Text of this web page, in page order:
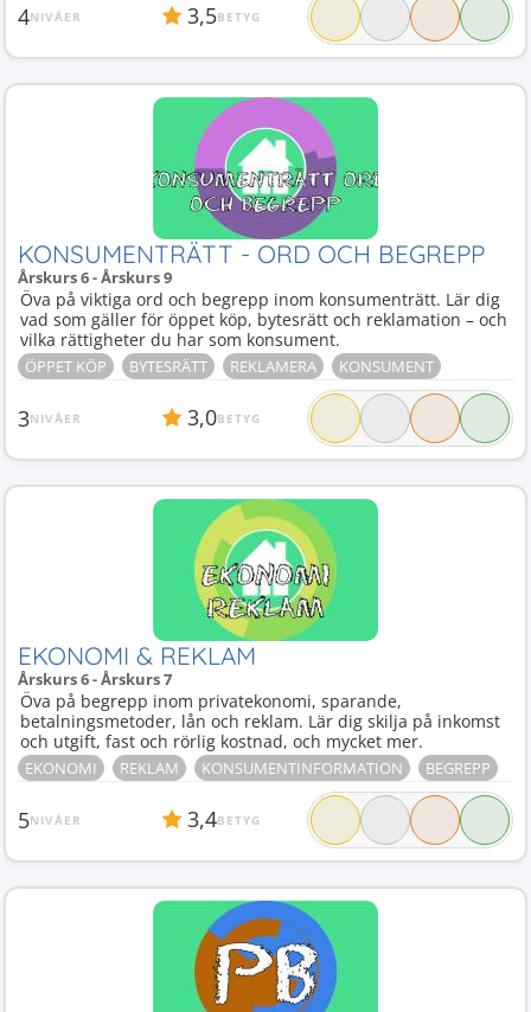
4NIVÅER 3,5BETYG
KONSUMENTRÄTT - ORD OCH BEGREPP
Årskurs 6 - Årskurs 9
Öva på viktiga ord och begrepp inom konsumenträtt. Lär dig
vad som gäller för öppet köp, bytesrätt och reklamation – och
vilka rättigheter du har som konsument.
ÖPPET KÖP BYTESRÄTT REKLAMERA KONSUMENT
3NIVÅER 3,0BETYG
EKONOMI & REKLAM
Årskurs 6 - Årskurs 7
Öva på begrepp inom privatekonomi, sparande,
betalningsmetoder, lån och reklam. Lär dig skilja på inkomst
och utgift, fast och rörlig kostnad, och mycket mer.
EKONOMI REKLAM KONSUMENTINFORMATION BEGREPP
5NIVÅER 3,4BETYG